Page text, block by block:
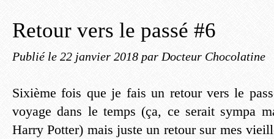
Retour vers le passé #6
Publié le 22 janvier 2018 par Docteur Chocolatine
Sixième fois que je fais un retour vers le
voyage dans le temps (ça, ce serait sympa
Harry Potter) mais juste un retour sur mes